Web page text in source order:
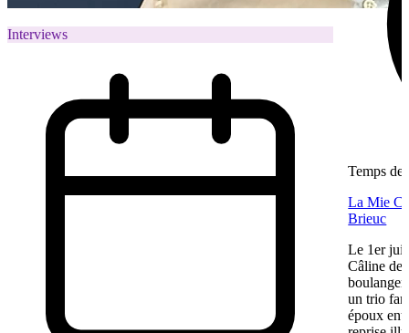
Interviews
Temps de
La Mie
Brieuc
Le 1er
Câline de
un trio
époux